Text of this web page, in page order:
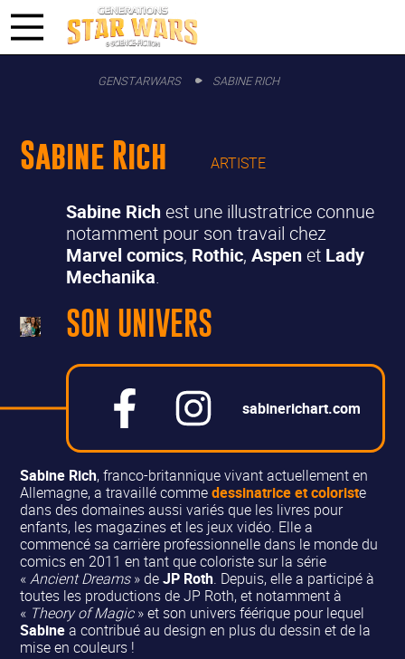
GENSTARWARS SABINE RICH
Sabine Rich ARTISTE
Sabine Richest une illustratrice connue
notamment pour son travail chez
Marvel comics, Rothic, Aspenet Lady
Mechanika.
SON UNIVERS
sabinerichart.com
Sabine Rich, franco-britannique vivant actuellement en
Allemagne, a travaillé commedessinatrice et coloriste
dans des domaines aussi variés que les livres pour
enfants, les magazines et les jeux vidéo. Elle a
commencé sa carrière professionnelle dans le monde du
comics en 2011 en tant que coloriste sur la série
«Ancient Dreams» deJP Roth. Depuis, elle a participé à
toutes les productions de JP Roth, et notamment à
« Theory of Magic» et son univers féérique pour lequel
Sabinea contribué au design en plus du dessin et de la
mise en couleurs !